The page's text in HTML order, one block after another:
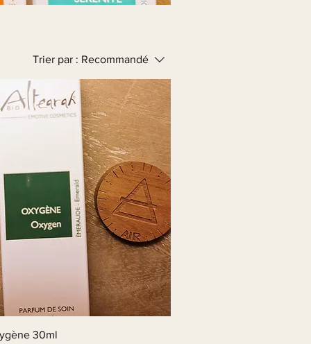
Trier par : Recommandé
30ml